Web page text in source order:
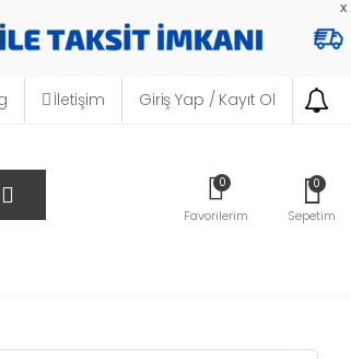
x
İletişim Giriş Yap / Kayıt Ol
0
Favorilerim
0
Sepetim